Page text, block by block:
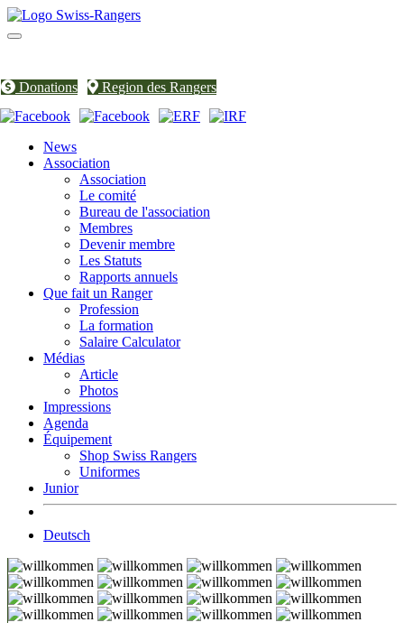
Toggle
Donations Region des Rangers
News
Association
Association
Le comité
Bureau de l'association
Membres
Devenir membre
Les Statuts
Rapports annuels
Que fait un Ranger
Profession
La formation
Salaire Calculator
Médias
Article
Photos
Impressions
Agenda
Équipement
Shop Swiss Rangers
Uniformes
Junior
Deutsch